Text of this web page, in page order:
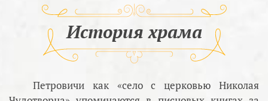
История храма
Петровичи как «село с церковью Николая